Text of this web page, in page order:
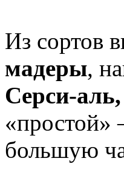
Из сортов
мадеры,
Серси-
«простой»
большую